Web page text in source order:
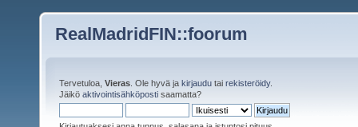
RealMadridFIN::foorum
Tervetuloa, Vieras . Ole hyvä ja kirjaudu tai rekisteröidy.
Jäikö aktivointisähköposti saamatta?